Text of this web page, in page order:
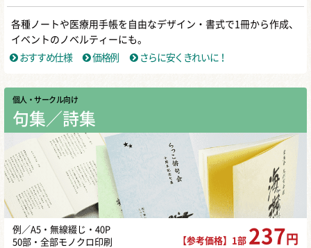
各種ノートや医療用手帳を自由なデザイン・書式で1冊から作成、
イベントのノベルティーにも。
おすすめ仕様
価格例 さらに安くきれいに！
個人・サークル向け
句集／詩集
例／A5・無線綴じ・40P
50部・全部モノクロ印刷
【参考価格】1部 237 円